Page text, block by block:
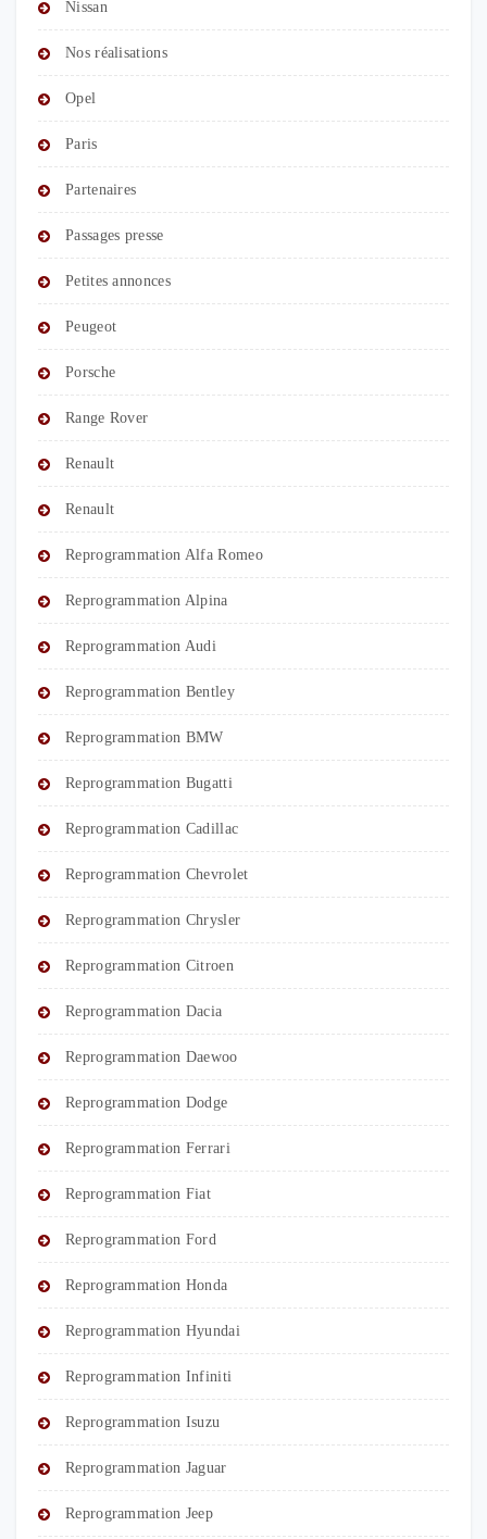
Nissan
Nos réalisations
Opel
Paris
Partenaires
Passages presse
Petites annonces
Peugeot
Porsche
Range Rover
Renault
Renault
Reprogrammation Alfa Romeo
Reprogrammation Alpina
Reprogrammation Audi
Reprogrammation Bentley
Reprogrammation BMW
Reprogrammation Bugatti
Reprogrammation Cadillac
Reprogrammation Chevrolet
Reprogrammation Chrysler
Reprogrammation Citroen
Reprogrammation Dacia
Reprogrammation Daewoo
Reprogrammation Dodge
Reprogrammation Ferrari
Reprogrammation Fiat
Reprogrammation Ford
Reprogrammation Honda
Reprogrammation Hyundai
Reprogrammation Infiniti
Reprogrammation Isuzu
Reprogrammation Jaguar
Reprogrammation Jeep